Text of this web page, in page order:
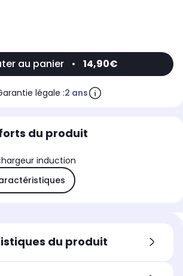
au panier • 14,90€
légale :2 ans
du produit
induction
du produit